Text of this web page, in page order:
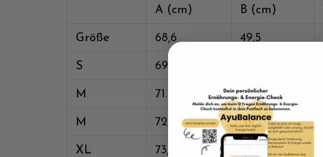
A (cm) B (cm)
Größe 68,6 49,5
S 69,9
M 71.1 58,4
M 72,4 63,5
XL 73,7